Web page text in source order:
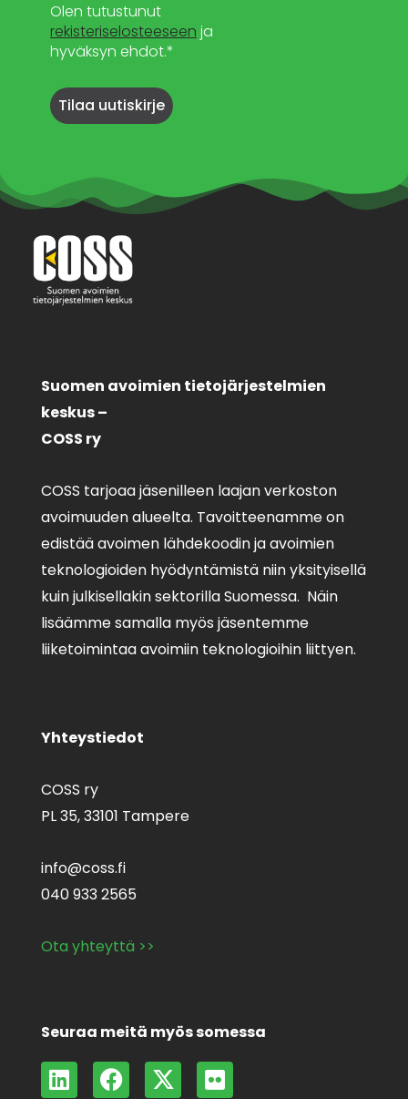
Olen tutustunut
rekisteriselosteeseen ja
hyväksyn ehdot.*
Suomen avoimien tietojärjestelmien
keskus –
COSS ry
COSS tarjoaa jäsenilleen laajan verkoston
avoimuuden alueelta. Tavoitteenamme on
edistää avoimen lähdekoodin ja avoimien
teknologioiden hyödyntämistä niin yksityisellä
kuin julkisellakin sektorilla Suomessa. Näin
lisäämme samalla myös jäsentemme
liiketoimintaa avoimiin teknologioihin liittyen.
Yhteystiedot
COSS ry
PL 35,33101 Tampere
info@coss.fi
040 933 2565
Ota yhteyttä >>
Seuraa meitä myös somessa
L F X F